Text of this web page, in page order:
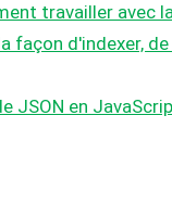
travailler avec
façon d'indexer,
JSON en